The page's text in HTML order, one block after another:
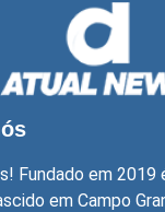
Fundado em 2019
em Campo